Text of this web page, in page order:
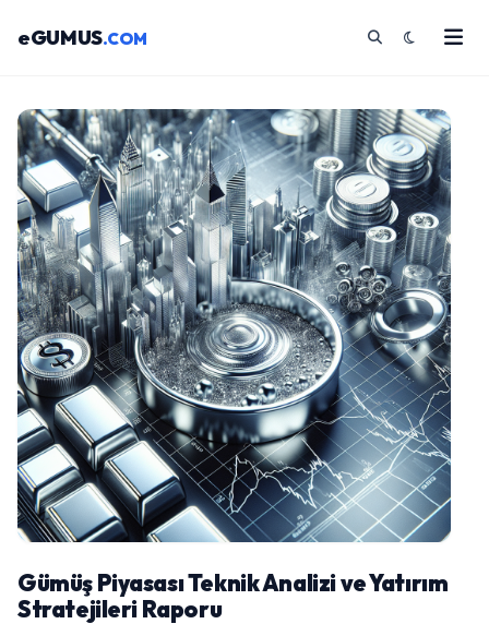
eGUMUS.COM
Gümüş Piyasası Teknik Analizi ve Yatırım
Stratejileri Raporu